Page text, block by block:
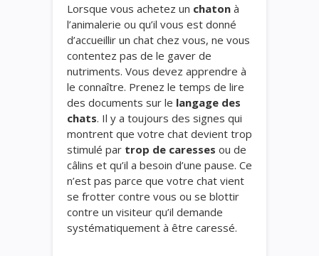
Lorsque vous achetez un chaton à
l’animalerie ou qu’il vous est donné
d’accueillir un chat chez vous, ne vous
contentez pas de le gaver de
nutriments. Vous devez apprendre à
le connaître. Prenez le temps de lire
des documents sur le langage des
chats. Il y a toujours des signes qui
montrent que votre chat devient trop
stimulé par trop de caresses ou de
câlins et qu’il a besoin d’une pause. Ce
n’est pas parce que votre chat vient
se frotter contre vous ou se blottir
contre un visiteur qu’il demande
systématiquement à être caressé.